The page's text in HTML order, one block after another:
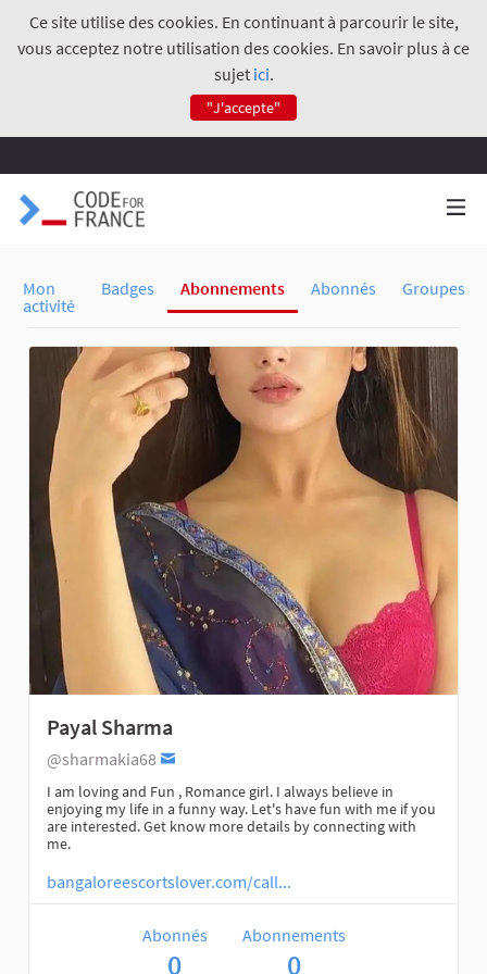
Ce site utilise des cookies. En continuant à parcourir le site,
vous acceptez notre utilisation des cookies. En savoir plus à ce
sujet ici.
"J'accepte"
Mon
activité
Badges Abonnements Abonnés Groupes
Payal Sharma
@sharmakia68
I am loving and Fun , Romance girl. I always believe in
enjoying my life in a funny way. Let's have fun with me if you
are interested. Get know more details by connecting with
me.
bangaloreescortslover.com/call...
Abonnés
0
Abonnements
0